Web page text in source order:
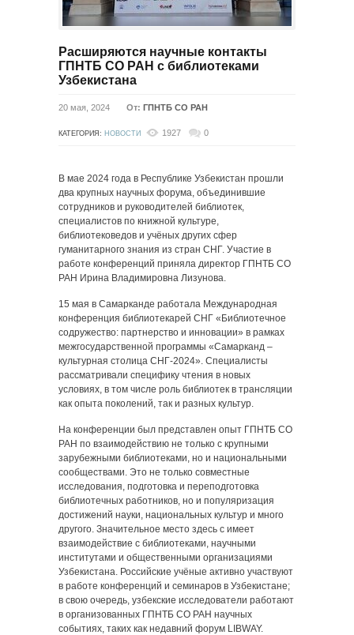
Расширяются научные контакты
ГПНТБ СО РАН с библиотеками
Узбекистана
20 мая, 2024 От: ГПНТБ СО РАН
КАТЕГОРИЯ: НОВОСТИ 1927 0
В мае 2024 года в Республике Узбекистан прошли
два крупных научных форума, объединившие
сотрудников и руководителей библиотек,
специалистов по книжной культуре,
библиотековедов и учёных других сфер
гуманитарного знания из стран СНГ. Участие в
работе конференций приняла директор ГПНТБ СО
РАН Ирина Владимировна Лизунова.
15 мая в Самарканде работала Международная
конференция библиотекарей СНГ «Библиотечное
содружество: партнерство и инновации» в рамках
межгосударственной программы «Самарканд –
культурная столица СНГ-2024». Специалисты
рассматривали специфику чтения в новых
условиях, в том числе роль библиотек в трансляции
как опыта поколений, так и разных культур.
На конференции был представлен опыт ГПНТБ СО
РАН по взаимодействию не только с крупными
зарубежными библиотеками, но и национальными
сообществами. Это не только совместные
исследования, подготовка и переподготовка
библиотечных работников, но и популяризация
достижений науки, национальных культур и много
другого. Значительное место здесь с имеет
взаимодействие с библиотеками, научными
институтами и общественными организациями
Узбекистана. Российские учёные активно участвуют
в работе конференций и семинаров в Узбекистане;
в свою очередь, узбекские исследователи работают
в организованных ГПНТБ СО РАН научных
событиях, таких как недавний форум LIBWAY.